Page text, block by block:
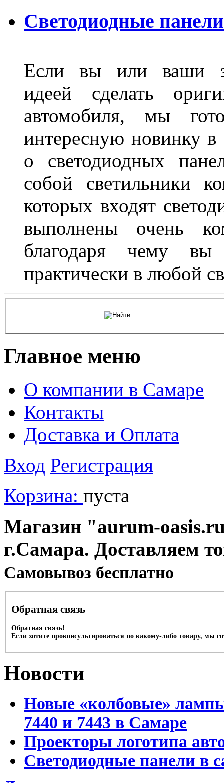
Светодиодные
Если вы или ваши
идеей сделать
автомобиля, мы
интересную новинку в
о светодиодных
собой светильники
которых входят
выполнены очень
благодаря чему вы
практически в любой
Главное меню
О компании в Самаре
Контакты
Доставка и Оплата
Вход Регистрация
Корзина: пуста
Магазин "aurum-
г.Самара. Доставляем
Cамовывоз бесплатно
Обратная связь
Обратная связь!
Если хотите проконсультироваться по какому-либо товару, мы
Новости
Новые «колбовые»
7440 и 7443 в Самаре
Проекторы логотипа
Светодиодные панели в